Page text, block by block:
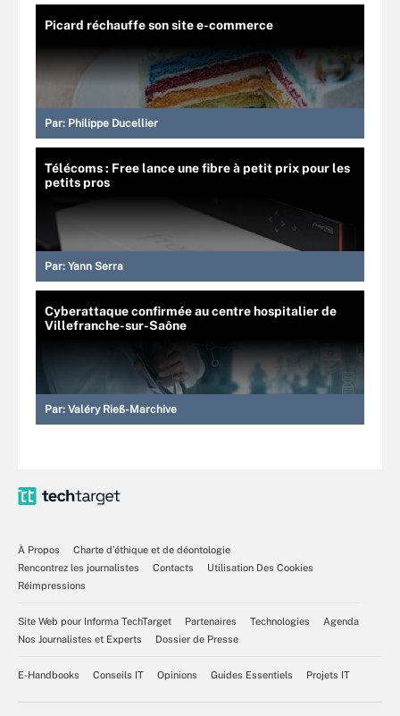
Picard réchauffe son site e-commerce
Par: Philippe Ducellier
Télécoms : Free lance une fibre à petit prix pour les
petits pros
Par: Yann Serra
Cyberattaque confirmée au centre hospitalier de
Villefranche-sur-Saône
Par: Valéry Rieß-Marchive
À Propos
Charte d’éthique et de déontologie
Rencontrez les journalistes
Contacts
Utilisation Des Cookies
Réimpressions
Site Web pour Informa TechTarget Partenaires Technologies
Agenda
Nos Journalistes et Experts
Dossier de Presse
E-Handbooks Conseils IT Opinions Guides Essentiels Projets IT